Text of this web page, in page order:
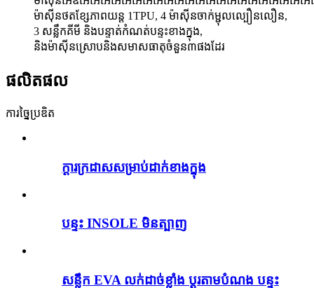
ម៉ាស៊ីនថតខ្សែភាពយន្ត 1TPU, 4 ម៉ាស៊ីនចាក់ម្ជុលល្បឿនលឿន,
3 សន្លឹកគីមី និងបន្ទាត់កំណត់បន្ទះខាងក្នុង,
និង​ម៉ាស៊ីន​ស្រោប​និង​សមាសធាតុ​ចំនួន​៣​ផងដែរ​
ផលិតផល
ការច្នៃប្រឌិត
ក្តារក្រដាសសម្រាប់ដាក់ខាងក្នុង
បន្ទះ INSOLE មិនត្បាញ
សន្លឹក EVA លក់ដាច់ខ្លាំង ប្តូរតាមបំណង បន្ទះ